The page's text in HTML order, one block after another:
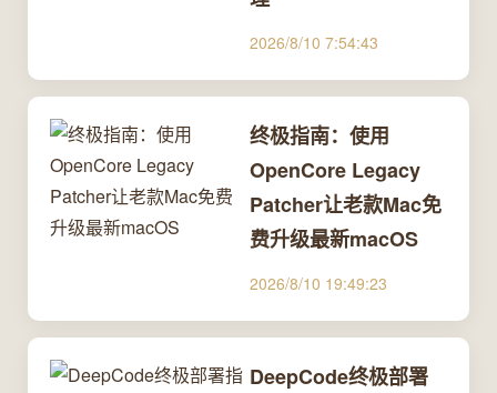
2026/8/10 7:54:43
终极指南：使用
OpenCore Legacy
Patcher让老款Mac免
费升级最新macOS
2026/8/10 19:49:23
DeepCode终极部署